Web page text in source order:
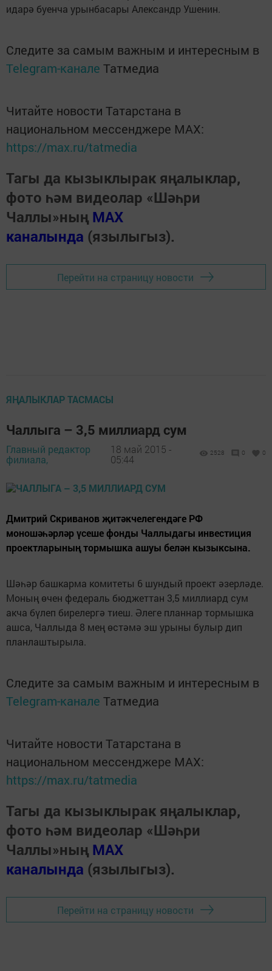
идарә буенча урынбасары Александр Ушенин.
Следите за самым важным и интересным в
Telegram-канале Татмедиа
Читайте новости Татарстана в
национальном мессенджере MАХ:
https://max.ru/tatmedia
Тагы да кызыклырак яңалыклар,
фото һәм видеолар «Шәһри
Чаллы»ның MAX
каналында (язылыгыз).
Перейти на страницу новости
ЯҢАЛЫКЛАР ТАСМАСЫ
Чаллыга – 3,5 миллиард сум
Главный редактор
филиала,
18 май 2015 -
05:44
2528 0 0
Дмитрий Скриванов җитәкчелегендәге РФ
моношәһәрләр үсеше фонды Чаллыдагы инвестиция
проектларының тормышка ашуы белән кызыксына.
Шәһәр башкарма комитеты 6 шундый проект әзерләде.
Моның өчен федераль бюджеттан 3,5 миллиард сум
акча бүлеп бирелергә тиеш. Әлеге планнар тормышка
ашса, Чаллыда 8 мең өстәмә эш урыны булыр дип
планлаштырыла.
Следите за самым важным и интересным в
Telegram-канале Татмедиа
Читайте новости Татарстана в
национальном мессенджере MАХ:
https://max.ru/tatmedia
Тагы да кызыклырак яңалыклар,
фото һәм видеолар «Шәһри
Чаллы»ның MAX
каналында (язылыгыз).
Перейти на страницу новости